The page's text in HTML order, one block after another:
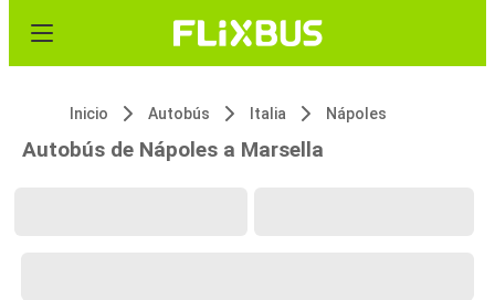
Inicio Autobús Italia Nápoles
Autobús de Nápoles a Marsella